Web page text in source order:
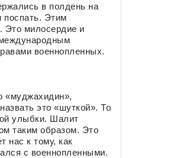
в полдень на
поспать. Этим
Это милосердие и
военнопленных.
«муджахидин»,
это «шуткой». То
улыбки. Шалит
таким образом. Это
нас к тому, как
с военнопленными.